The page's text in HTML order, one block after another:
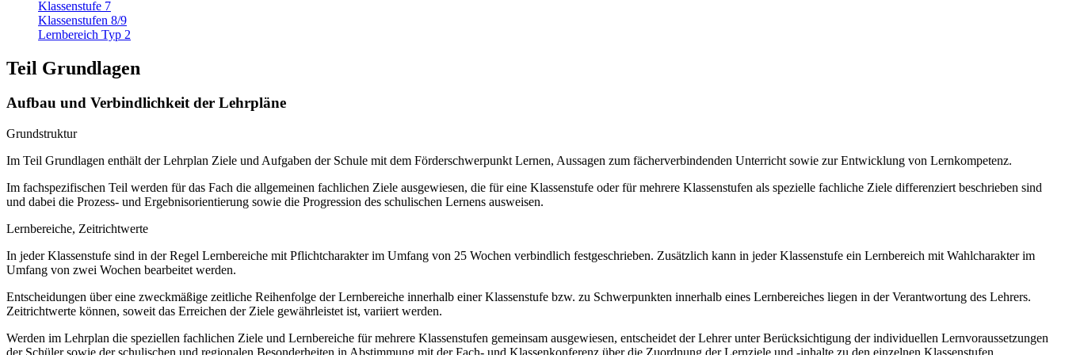
Klassenstufe 7
Klassenstufen 8/9
Lernbereich Typ 2
Teil Grundlagen
Aufbau und Verbindlichkeit der Lehrpläne
Grundstruktur
Im Teil Grundlagen enthält der Lehrplan Ziele und Aufgaben der Schule mit dem Förderschwerpunkt Lernen, Aussagen zum fächerverbindenden Unterricht sowie zur Entwicklung von Lernkompetenz.
Im fachspezifischen Teil werden für das Fach die allgemeinen fachlichen Ziele ausgewiesen, die für eine Klassenstufe oder für mehrere Klassenstufen als spezielle fachliche Ziele differenziert beschrieben sind
und dabei die Prozess- und Ergebnisorientierung sowie die Progression des schulischen Lernens ausweisen.
Lernbereiche, Zeitrichtwerte
In jeder Klassenstufe sind in der Regel Lernbereiche mit Pflichtcharakter im Umfang von 25 Wochen verbindlich festgeschrieben. Zusätzlich kann in jeder Klassenstufe ein Lernbereich mit Wahlcharakter im
Umfang von zwei Wochen bearbeitet werden.
Entscheidungen über eine zweckmäßige zeitliche Reihenfolge der Lernbereiche innerhalb einer Klassenstufe bzw. zu Schwerpunkten innerhalb eines Lernbereiches liegen in der Verantwortung des Lehrers.
Zeitrichtwerte können, soweit das Erreichen der Ziele gewährleistet ist, variiert werden.
Werden im Lehrplan die speziellen fachlichen Ziele und Lernbereiche für mehrere Klassenstufen gemeinsam ausgewiesen, entscheidet der Lehrer unter Berücksichtigung der individuellen Lernvoraussetzungen